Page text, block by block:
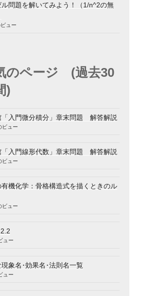
3\{\varphi(x)\}^2}
&= \dfrac{\varphi(x)(-
問題を解いてみよう！（1/n^2の無
ュー
のページ (過去30
)
「入門微分積分」章末問題 解答解説
ビュー
「入門線形代数」章末問題 解答解説
ビュー
有機化学：骨格構造式を描くときのル
ビュー
ュー
象名･効果名･法則名一覧
ュー